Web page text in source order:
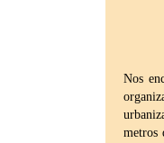
Nos
metros